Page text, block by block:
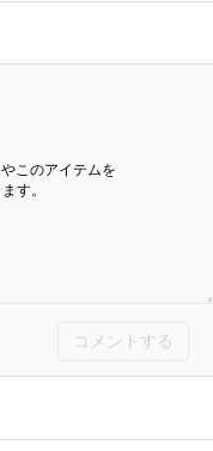
このアイテムを
す。
コメントする